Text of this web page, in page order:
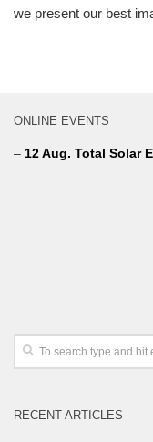
we present our best
ONLINE EVENTS
– 12 Aug. Total Solar
RECENT ARTICLES